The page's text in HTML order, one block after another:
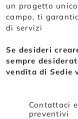
un progetto
campo, ti
di servizi
Se desideri
sempre
vendita di Sedie
Contattaci
preventivi